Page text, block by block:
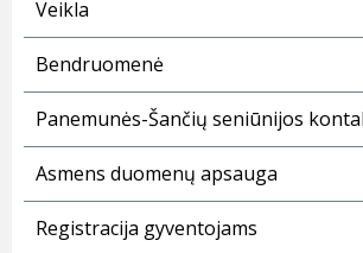
Veikla
Bendruomenė
Panemunės-Šančių seniūnijos
Asmens duomenų apsauga
Registracija gyventojams